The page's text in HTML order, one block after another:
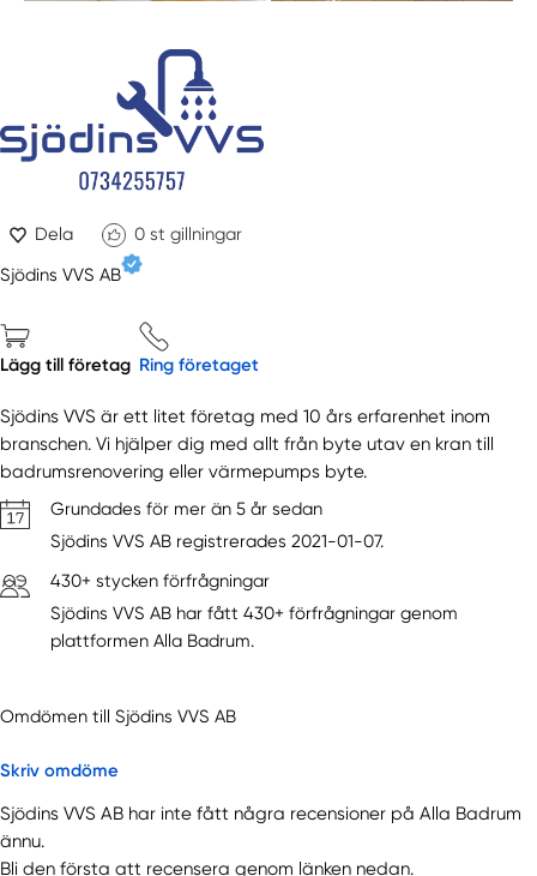
Dela 0 st gillningar
Sjödins VVS AB
Lägg till företag Ring företaget
Sjödins VVS är ett litet företag med 10 års erfarenhet inom
branschen. Vi hjälper dig med allt från byte utav en kran till
badrumsrenovering eller värmepumps byte.
Grundades för mer än 5 år sedan
Sjödins VVS AB registrerades 2021-01-07.
430+ stycken förfrågningar
Sjödins VVS AB har fått 430+ förfrågningar genom
plattformen Alla Badrum.
Omdömen till Sjödins VVS AB
Skriv omdöme
Sjödins VVS AB har inte fått några recensioner på Alla Badrum
ännu.
Bli den första att recensera genom länken nedan.